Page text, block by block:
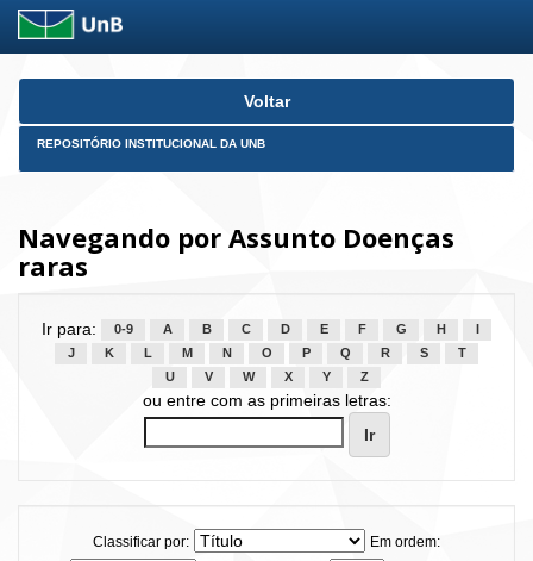
Skip
Voltar
REPOSITÓRIO INSTITUCIONAL DA UNB
Navegando por Assunto Doenças
raras
Ir para: 0-9 A B C D E F G H
J
K L M N O P Q R S
T
U
V W X Y Z
ou entre com as primeiras letras:
Classificar por:
Em ordem: